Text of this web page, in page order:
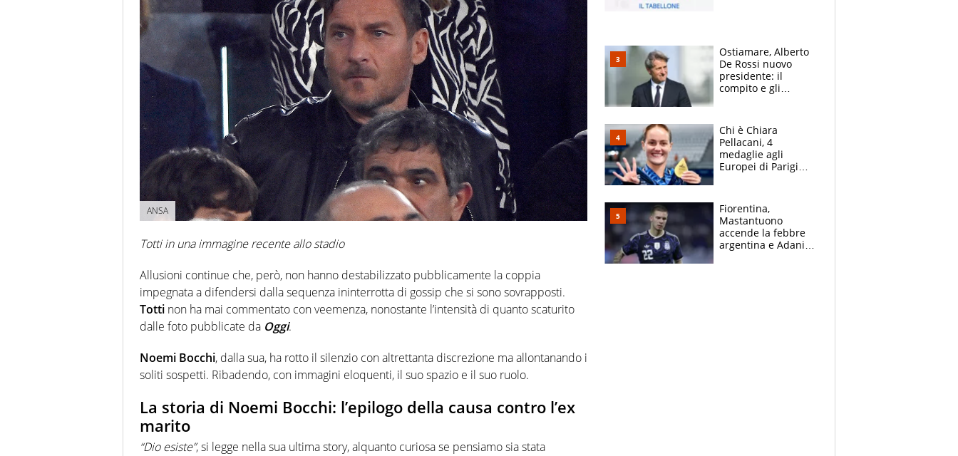
ANSA
Totti in una immagine recente allo stadio
Allusioni continue che, però, non hanno destabilizzato pubblicamente la coppia
impegnata a difendersi dalla sequenza ininterrotta di gossip che si sono sovrapposti.
Totti non ha mai commentato con veemenza, nonostante l’intensità di quanto scaturito
dalle foto pubblicate da Oggi.
Noemi Bocchi, dalla sua, ha rotto il silenzio con altrettanta discrezione ma allontanando i
soliti sospetti. Ribadendo, con immagini eloquenti, il suo spazio e il suo ruolo.
La storia di Noemi Bocchi: l’epilogo della causa contro l’ex
marito
“Dio esiste”, si legge nella sua ultima story, alquanto curiosa se pensiamo sia stata
Ostiamare, Alberto
De Rossi nuovo
presidente: il
compito e gli
Chi è Chiara
Pellacani, 4
medaglie agli
Europei di Parigi
giornalista, mamma
insegnante e il
fratello calciatore
Fiorentina,
Mastantuono
accende la febbre
argentina e Adani